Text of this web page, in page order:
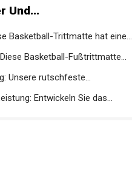
Und...
Basketball-Trittmatte hat eine...
Basketball-Fußtrittmatte...
Unsere rutschfeste...
Entwickeln Sie das...